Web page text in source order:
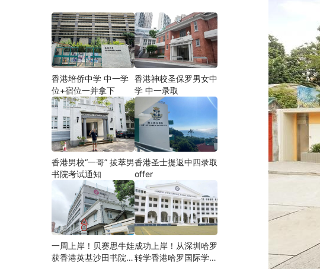
香港培侨中学 中一学
位+宿位一并拿下
香港神校圣保罗男女中
学 中一录取
香港男校“一哥” 拔萃男
书院考试通知
香港圣士提返中四录取
offer
一周上岸！贝赛思牛娃
获香港英基沙田书院录
成功上岸！从深圳哈罗
转学香港哈罗国际学